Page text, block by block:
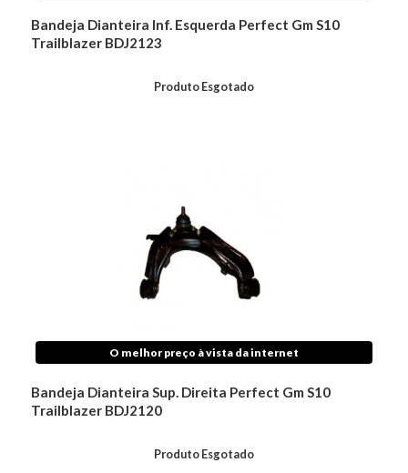
Bandeja Dianteira Inf. Esquerda Perfect Gm S10
Trailblazer BDJ2123
Produto Esgotado
O melhor preço à vista da internet
Bandeja Dianteira Sup. Direita Perfect Gm S10
Trailblazer BDJ2120
Produto Esgotado